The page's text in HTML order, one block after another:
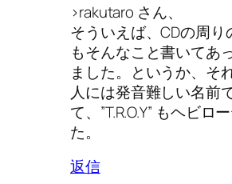
>rakutaro さん、
そういえば、CDの周り
もそんなこと書いてあ
ました。というか、そ
人には発音難しい名前
て、”T.R.O.Y” もヘビロ
た。
返信